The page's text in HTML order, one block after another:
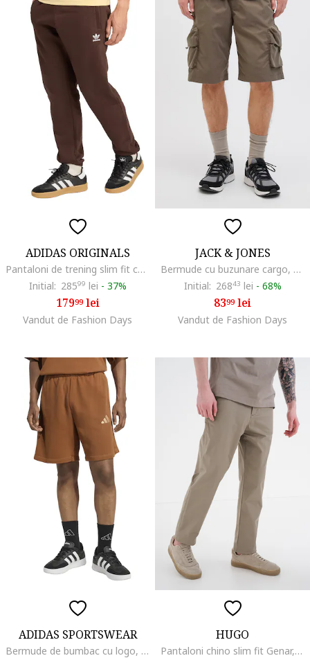
ADIDAS ORIGINALS
Pantaloni de trening slim fit cu buzunare Trefoil Essentials, Maro inchis
Initial: 28599 lei - 37%
17999lei
Vandut de Fashion Days
JACK & JONES
Bermude cu buzunare cargo, Maro taupe
Initial: 26843 lei - 68%
8399lei
Vandut de Fashion Days
ADIDAS SPORTSWEAR
Bermude de bumbac cu logo, Maro scortisoara
HUGO
Pantaloni chino slim fit Genar, Maro pamantiu